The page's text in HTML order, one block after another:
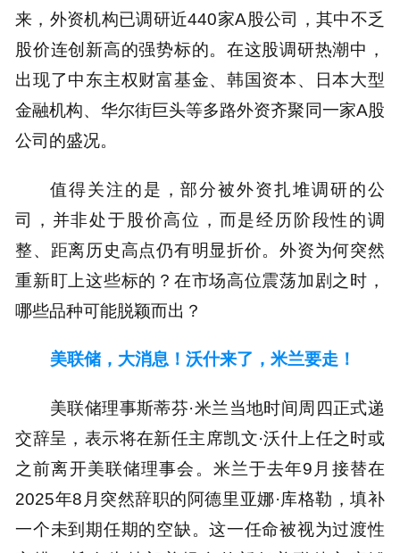
来，外资机构已调研近440家A股公司，其中不乏
股价连创新高的强势标的。在这股调研热潮中，
出现了中东主权财富基金、韩国资本、日本大型
金融机构、华尔街巨头等多路外资齐聚同一家A股
公司的盛况。
值得关注的是，部分被外资扎堆调研的公
司，并非处于股价高位，而是经历阶段性的调
整、距离历史高点仍有明显折价。外资为何突然
重新盯上这些标的？在市场高位震荡加剧之时，
哪些品种可能脱颖而出？
美联储，大消息！沃什来了，米兰要走！
美联储理事斯蒂芬·米兰当地时间周四正式递
交辞呈，表示将在新任主席凯文·沃什上任之时或
之前离开美联储理事会。米兰于去年9月接替在
2025年8月突然辞职的阿德里亚娜·库格勒，填补
一个未到期任期的空缺。这一任命被视为过渡性